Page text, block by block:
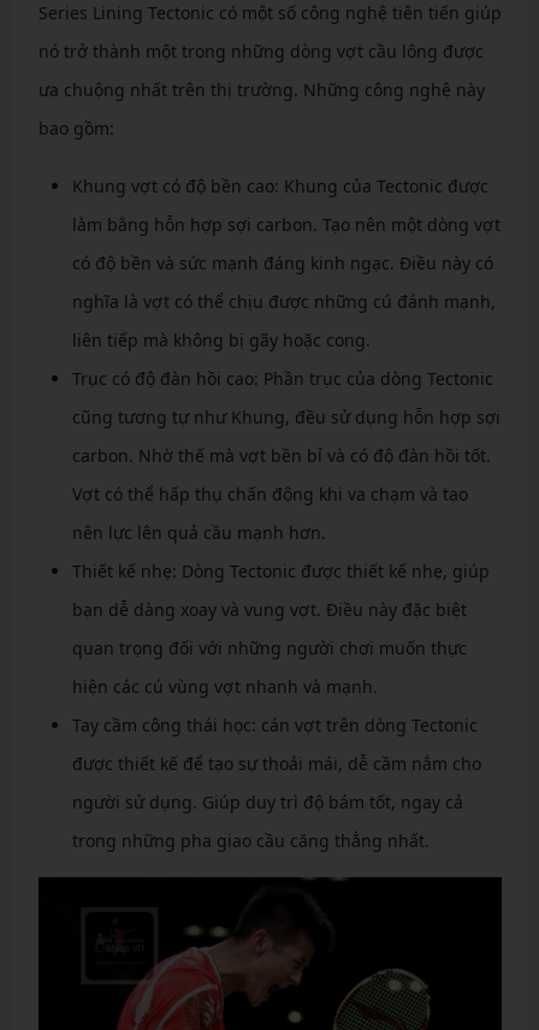
Series Lining Tectonic có một số công nghệ tiên tiến giúp
nó trở thành một trong những dòng vợt cầu lông được
ưa chuộng nhất trên thị trường. Những công nghệ này
bao gồm:
Khung vợt có độ bền cao: Khung của Tectonic được
làm bằng hỗn hợp sợi carbon. Tạo nên một dòng vợt
có độ bền và sức mạnh đáng kinh ngạc. Điều này có
nghĩa là vợt có thể chịu được những cú đánh mạnh,
liên tiếp mà không bị gãy hoặc cong.
Trục có độ đàn hồi cao: Phần trục của dòng Tectonic
cũng tương tự như Khung, đều sử dụng hỗn hợp sợi
carbon. Nhờ thế mà vợt bền bỉ và có độ đàn hồi tốt.
Vợt có thể hấp thụ chấn động khi va chạm và tạo
nên lực lên quả cầu mạnh hơn.
Thiết kế nhẹ: Dòng Tectonic được thiết kế nhẹ, giúp
bạn dễ dàng xoay và vung vợt. Điều này đặc biệt
quan trọng đối với những người chơi muốn thực
hiện các cú vùng vợt nhanh và mạnh.
Tay cầm công thái học: cán vợt trên dòng Tectonic
được thiết kế để tạo sự thoải mái, dễ cầm nắm cho
người sử dụng. Giúp duy trì độ bám tốt, ngay cả
trong những pha giao cầu căng thẳng nhất.